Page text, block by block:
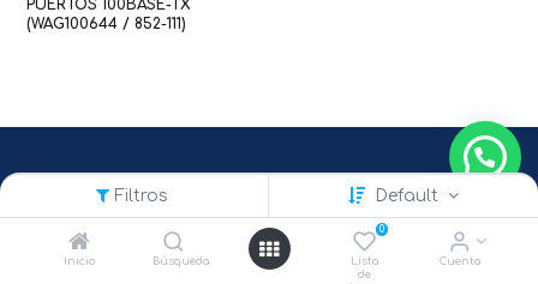
Filtros Default
Inicio Búsqueda
0
Lista
de
Cuenta
PUERTOS 100BASE-TX
(WAG100644 / 852-111)